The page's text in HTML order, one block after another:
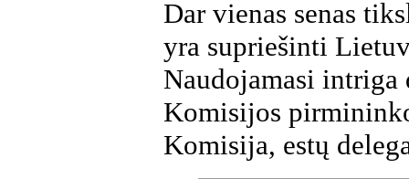
Dar vienas senas
yra supriešinti
Naudojamasi intriga
Komisijos
Komisija, estų